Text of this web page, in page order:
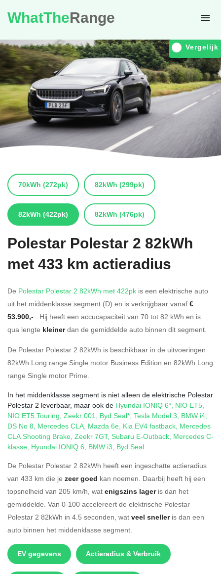
WhatTheRange
Vergelijk
70kWh (272pk) 82kWh (299pk)
82kWh (422pk) 82kWh (476pk)
Polestar Polestar 2 82kWh
met 433 km actieradius
De Polestar Polestar 2 82kWh met 422pk is een elektrische auto
uit het middenklasse segment (D) en is verkrijgbaar vanaf €
53.900,- . Hij heeft een accucapaciteit van 70 tot 82 kWh en is
qua lengte kleinerdan de gemiddelde auto binnen dit segment.
De Polestar Polestar 2 82kWh is beschikbaar in de uitvoeringen
82kWh Long range Single motor Business Edition en 82kWh Long
range Single motor Prime.
In het middenklasse segment is niet alleen de elektrische Polestar
Polestar 2 leverbaar, maar ook de Hyundai IONIQ 6*, NIO ET5,
NIO ET5 Touring, Zeekr 001, Byd Seal*, Tesla Model 3, BMW i4,
DS No 8, Mercedes CLA, Mazda 6e, Kia EV4 fastback, Mercedes
CLA Shooting Brake, Zeekr 7GT, Subaru E-Outback, Mercedes C-
klasse, Hyundai IONIQ 6, BMW i3, Byd Seal.
De Polestar Polestar 2 82kWh heeft een ingeschatte actieradius
van 433 km die je zeer goed kan noemen. Daarbij heeft hij een
topsnelheid van 205 km/h, wat enigszins lageris dan het
gemiddelde. Van 0-100 accelereert de elektrische Polestar
Polestar 2 82kWh in 4.5 seconden, wat veel snelleris dan een
auto binnen het middenklasse segment.
EV gegevens Actieradius & Verbruik